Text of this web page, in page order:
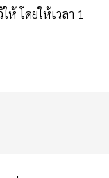
โดยให้เวลา 1